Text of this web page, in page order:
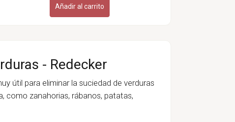
Añadir al carrito
- Redecker
útil para eliminar la suciedad de verduras
como zanahorias, rábanos, patatas,